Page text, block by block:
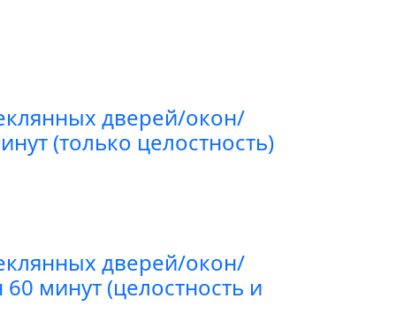
дверей/окон/
(только целостность)
дверей/окон/
минут (целостность и